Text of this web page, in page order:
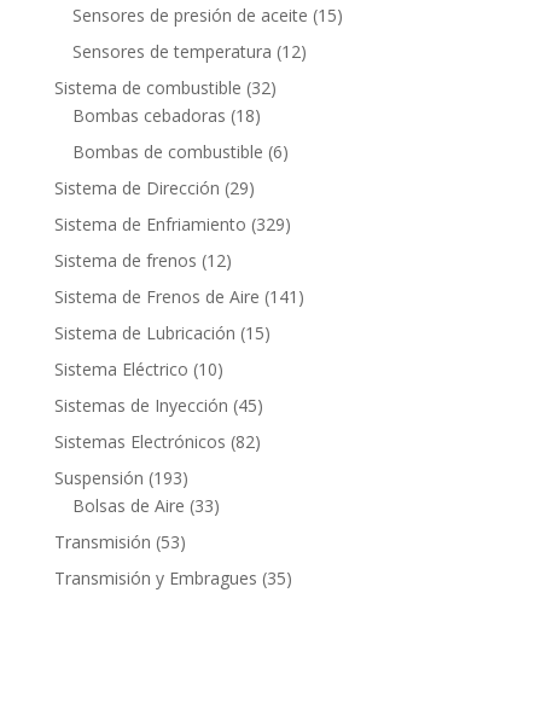
productos
Sensores de presión de aceite 1515
Sensores de temperatura 1212
Sistema de combustible 3232
Bombas cebadoras 1818
productos
Bombas de combustible 66
Sistema de Dirección 2929
productos
Sistema de Enfriamiento 329329
Sistema de frenos 1212
productos
Sistema de Frenos de Aire 141 141
Sistema de Lubricación 1515
Sistema Eléctrico 1010
productos
Sistemas de Inyección 4545
productos
Sistemas Electrónicos 8282
Suspensión 193193
productos
Bolsas de Aire 3333
Transmisión 5353
productos
Transmisión y Embragues 3535